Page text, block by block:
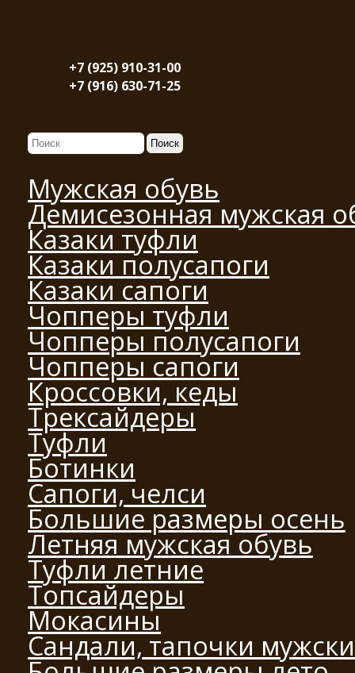
+7 (925) 910-31-00
+7 (916) 630-71-25
Мужская обувь
Демисезонная мужская
Казаки туфли
Казаки полусапоги
Казаки сапоги
Чопперы туфли
Чопперы полусапоги
Чопперы сапоги
Кроссовки, кеды
Трексайдеры
Туфли
Ботинки
Сапоги, челси
Большие размеры осень
Летняя мужская обувь
Туфли летние
Топсайдеры
Мокасины
Сандали, тапочки